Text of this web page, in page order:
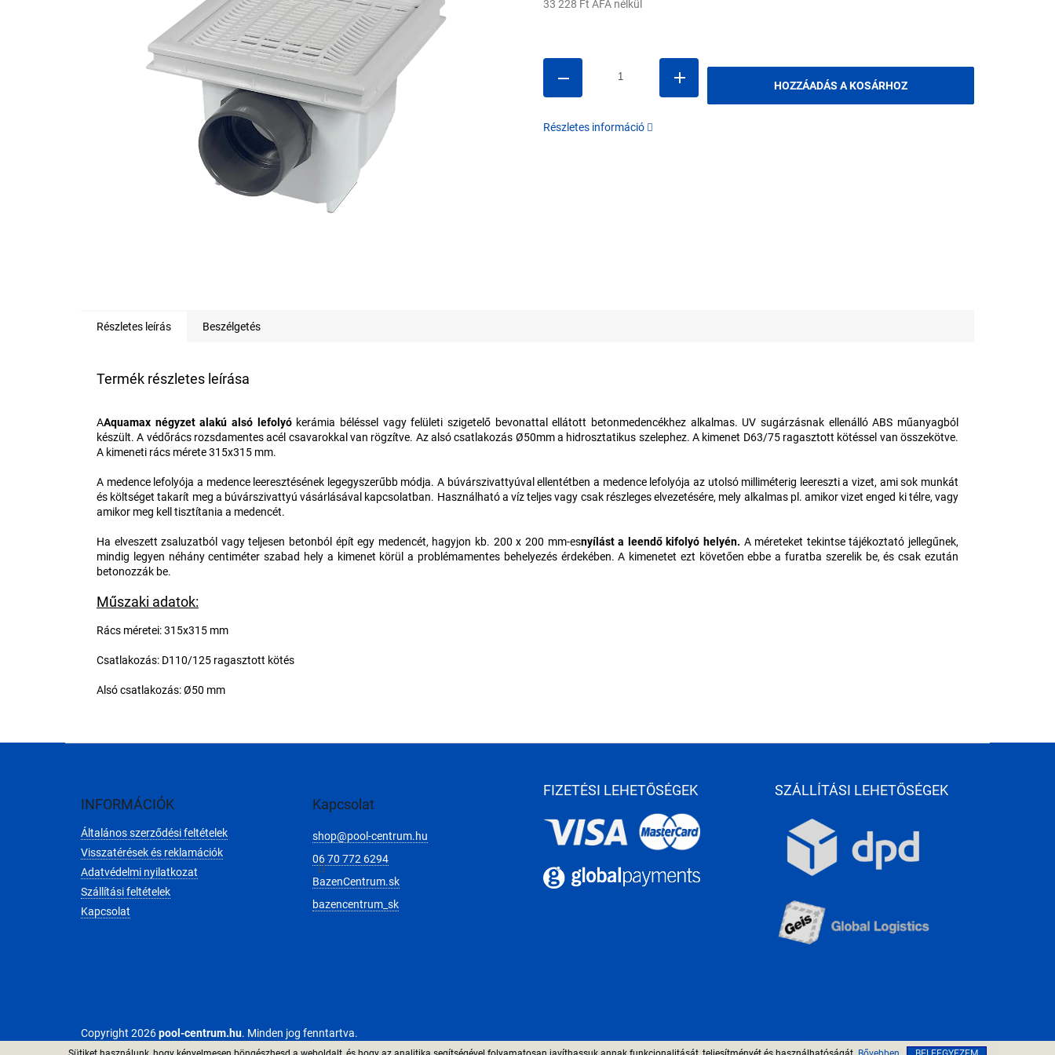
33 228 Ft ÁFA nélkül
HOZZÁADÁS A KOSÁRHOZ
Részletes információ
Részletes leírás Beszélgetés
Termék részletes leírása
AAquamax négyzet alakú alsó lefolyókerámia béléssel vagy felületi szigetelő bevonattal ellátott betonmedencékhez alkalmas. UV sugárzásnak ellenálló ABS műanyagból
készült. A védőrács rozsdamentes acél csavarokkal van rögzítve. Az alsó csatlakozás Ø50mm a hidrosztatikus szelephez. A kimenet D63/75 ragasztott kötéssel van összekötve.
A kimeneti rács mérete 315x315 mm.
A medence lefolyója a medence leeresztésének legegyszerűbb módja. A búvárszivattyúval ellentétben a medence lefolyója az utolsó milliméterig leereszti a vizet, ami sok munkát
és költséget takarít meg a búvárszivattyú vásárlásával kapcsolatban. Használható a víz teljes vagy csak részleges elvezetésére, mely alkalmas pl. amikor vizet enged ki télre, vagy
amikor meg kell tisztítania a medencét.
Ha elveszett zsaluzatból vagy teljesen betonból épít egy medencét, hagyjon kb. 200 x 200 mm-esnyílást a leendő kifolyó helyén. A méreteket tekintse tájékoztató jellegűnek,
mindig legyen néhány centiméter szabad hely a kimenet körül a problémamentes behelyezés érdekében. A kimenetet ezt követően ebbe a furatba szerelik be, és csak ezután
betonozzák be.
Műszaki adatok:
Rács méretei: 315x315 mm
Csatlakozás: D110/125 ragasztott kötés
Alsó csatlakozás: Ø50 mm
INFORMÁCIÓK
Általános szerződési feltételek
Visszatérések és reklamációk
Adatvédelmi nyilatkozat
Szállítási feltételek
Kapcsolat
Kapcsolat
shop@pool-centrum.hu
06 70 772 6294
BazenCentrum.sk
bazencentrum_sk
FIZETÉSI LEHETŐSÉGEK SZÁLLÍTÁSI LEHETŐSÉGEK
Copyright 2026pool-centrum.hu. Minden jog fenntartva.